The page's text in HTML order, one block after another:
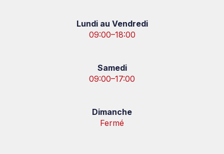
Lundi au Vendredi
09:00–18:00
Samedi
09:00–17:00
Dimanche
Fermé